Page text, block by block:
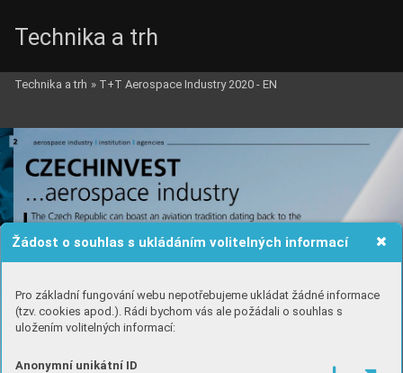
Žádost o souhlas s ukládáním volitelných informací
Pro základní fungování webu nepotřebujeme ukládat žádné informace
(tzv. cookies apod.). Rádi bychom vás ale požádali o souhlas s
uložením volitelných informací:
Anonymní unikátní ID
Technika a trh
Technika a trh » T+T Aerospace Industry 2020 - EN